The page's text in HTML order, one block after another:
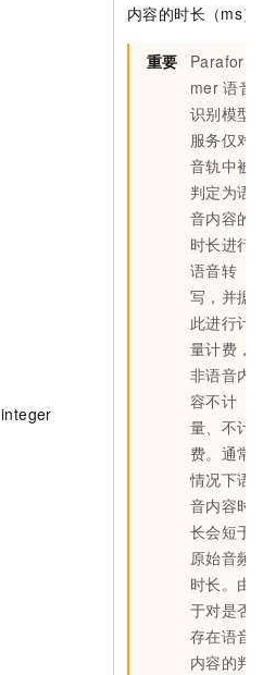
integer
内容的时长（ms）
重要
Parafor
mer 语音
识别模型
服务仅对
音轨中被
判定为语
音内容的
时长进行
语音转
写，并据
此进行计
量计费，
非语音内
容不计
量、不计
费。通常
情况下语
音内容时
长会短于
原始音频
时长。由
于对是否
存在语音
内容的判